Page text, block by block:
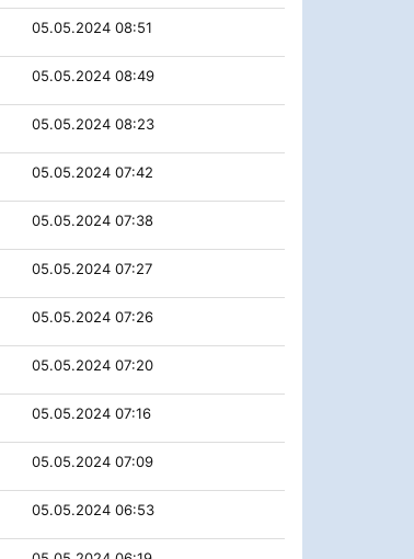
05.05.2024 08:51
05.05.2024 08:49
05.05.2024 08:23
05.05.2024 07:42
05.05.2024 07:38
05.05.2024 07:27
05.05.2024 07:26
05.05.2024 07:20
05.05.2024 07:16
05.05.2024 07:09
05.05.2024 06:53